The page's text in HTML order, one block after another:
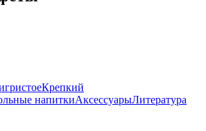
Крепкий
напиткиАксессуарыЛитература